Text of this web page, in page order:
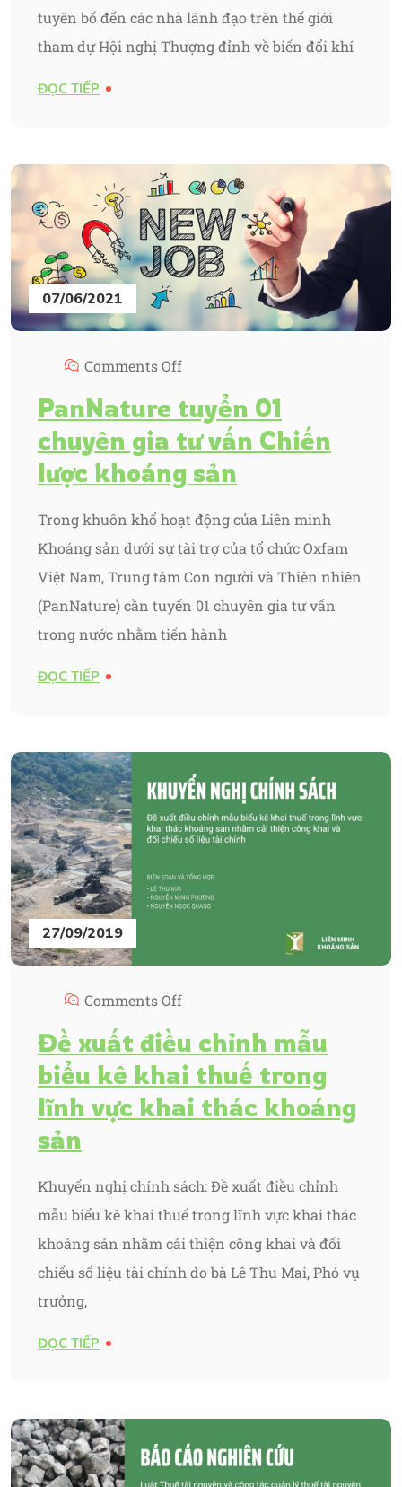
tuyên bố đến các nhà lãnh đạo trên thế giới
tham dự Hội nghị Thượng đỉnh về biến đổi khí
ĐỌC TIẾP
07/06/2021
Comments Off
PanNature tuyển 01
chuyên gia tư vấn Chiến
lược khoáng sản
Trong khuôn khổ hoạt động của Liên minh
Khoáng sản dưới sự tài trợ của tổ chức Oxfam
Việt Nam, Trung tâm Con người và Thiên nhiên
(PanNature) cần tuyển 01 chuyên gia tư vấn
trong nước nhằm tiến hành
ĐỌC TIẾP
27/09/2019
Comments Off
Đề xuất điều chỉnh mẫu
biểu kê khai thuế trong
lĩnh vực khai thác khoáng
sản
Khuyến nghị chính sách: Đề xuất điều chỉnh
mẫu biểu kê khai thuế trong lĩnh vực khai thác
khoáng sản nhằm cải thiện công khai và đối
chiếu số liệu tài chính do bà Lê Thu Mai, Phó vụ
trưởng,
ĐỌC TIẾP